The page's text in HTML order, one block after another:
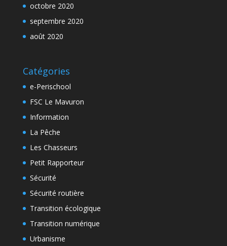
octobre 2020
septembre 2020
août 2020
Catégories
e-Perischool
FSC Le Mavuron
Information
La Pêche
Les Chasseurs
Petit Rapporteur
Sécurité
Sécurité routière
Transition écologique
Transition numérique
Urbanisme